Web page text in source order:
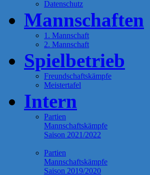
Datenschutz
Mannschaften
1. Mannschaft
2. Mannschaft
Spielbetrieb
Freundschaftskämpfe
Meistertafel
Intern
Partien
Mannschaftskämpfe
Saison 2021/2022
Partien
Mannschaftskämpfe
Saison 2019/2020